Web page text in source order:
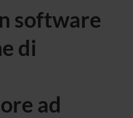
software
di
ad